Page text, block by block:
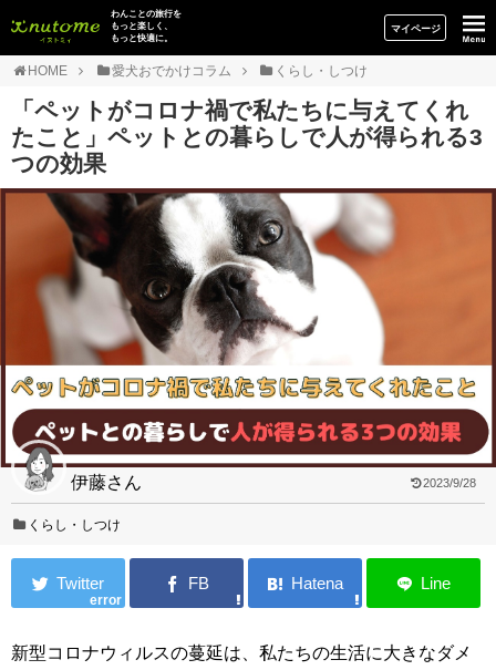
イヌトミィ
わんことの旅行を
もっと楽しく、
もっと快適に。
マイページ
HOME 愛犬おでかけコラム くらし・しつけ
「ペットがコロナ禍で私たちに与えてくれ
たこと」ペットとの暮らしで人が得られる3
つの効果
伊藤さん 2023/9/28
くらし・しつけ
error
新型コロナウィルスの蔓延は、私たちの生活に大きなダメ